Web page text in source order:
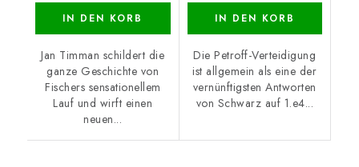
IN DEN KORB
Jan Timman schildert die
ganze Geschichte von
Fischers sensationellem
Lauf und wirft einen
neuen...
IN DEN KORB
Die Petroff-Verteidigung
ist allgemein als eine der
vernünftigsten Antworten
von Schwarz auf 1.e4...